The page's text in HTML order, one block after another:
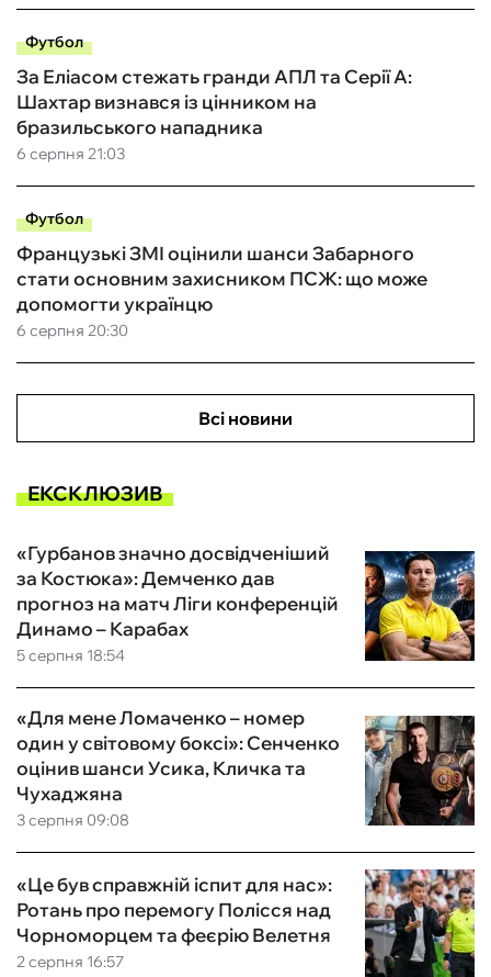
Футбол
6 серпня 21:03
За Еліасом стежать гранди АПЛ та Серії А:
Шахтар визнався із цінником на
бразильського нападника
Футбол
6 серпня 20:30
Французькі ЗМІ оцінили шанси Забарного
стати основним захисником ПСЖ: що може
допомогти українцю
Всі новини
ЕКСКЛЮЗИВ
5 серпня 18:54
«Гурбанов значно досвідченіший
за Костюка»: Демченко дав
прогноз на матч Ліги конференцій
Динамо – Карабах
3 серпня 09:08
«Для мене Ломаченко – номер
один у світовому боксі»: Сенченко
оцінив шанси Усика, Кличка та
Чухаджяна
2 серпня 16:57
«Це був справжній іспит для нас»:
Ротань про перемогу Полісся над
Чорноморцем та феєрію Велетня